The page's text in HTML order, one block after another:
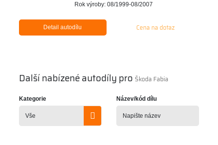
Rok výroby: 08/1999-08/2007
Detail autodílu Cena na dotaz
Další nabízené autodíly pro Škoda Fabia
Kategorie Název/kód dílu